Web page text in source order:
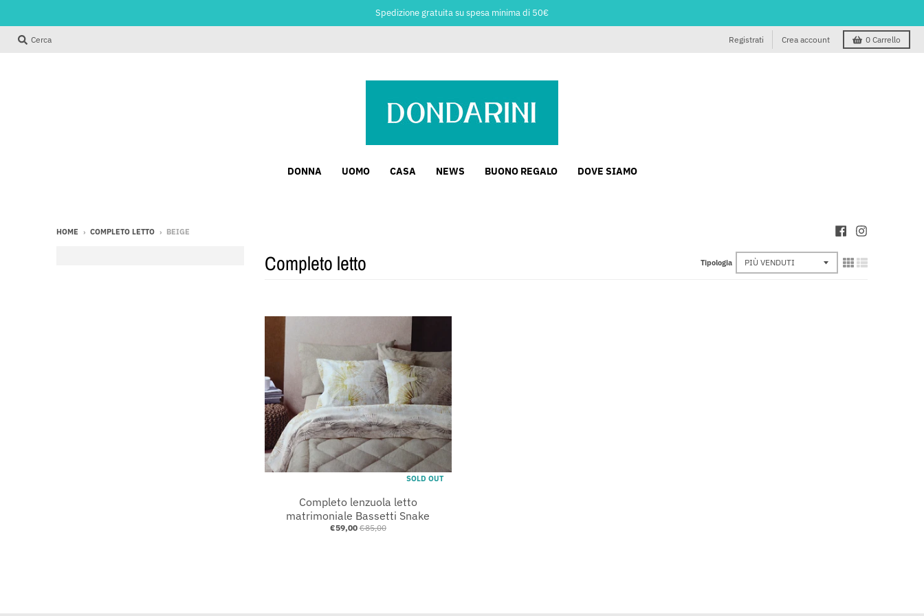
Spedizione gratuita su spesa minima di 50€
Cerca Registrati Crea account 0 Carrello
DONNA UOMO CASA NEWS BUONO REGALO DOVE SIAMO
HOME › COMPLETO LETTO › BEIGE
Completo letto Tipologia
SOLD OUT
Completo lenzuola letto
matrimoniale Bassetti Snake
€59,00 €85,00